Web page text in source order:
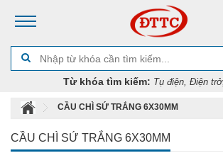
Từ khóa tìm kiếm: Tụ điện, Điện
CẦU CHÌ SỨ TRẮNG 6X30MM
CẦU CHÌ SỨ TRẮNG 6X30MM